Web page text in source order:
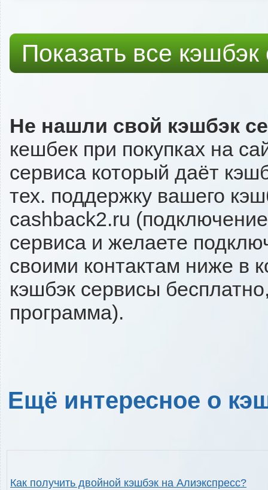
Показать все
Не нашли свой кэшбэк
кешбек при покупках на
сервиса который даёт
тех. поддержку вашего
cashback2.ru
сервиса и желаете
своими контактам ниже в
кэшбэк сервисы
программа).
Ещё интересное о
Как получить двойной кэшбэк на Алиэкспресс?